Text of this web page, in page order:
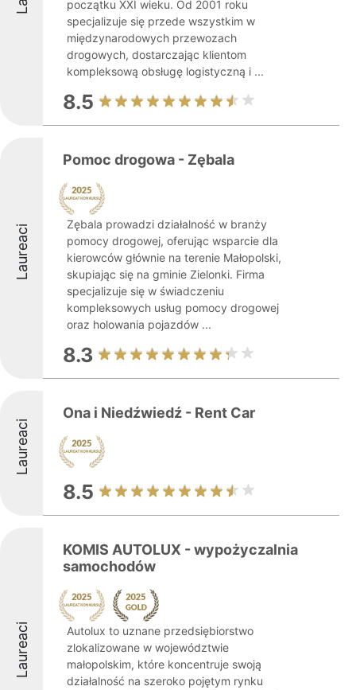
początku XXI wieku. Od 2001 roku
specjalizuje się przede wszystkim w
międzynarodowych przewozach
drogowych, dostarczając klientom
kompleksową obsługę logistyczną i ...
8.5
Laureaci
Pomoc drogowa - Zębala
Zębala prowadzi działalność w branży
pomocy drogowej, oferując wsparcie dla
kierowców głównie na terenie Małopolski,
skupiając się na gminie Zielonki. Firma
specjalizuje się w świadczeniu
kompleksowych usług pomocy drogowej
oraz holowania pojazdów ...
8.3
Laureaci
Ona i Niedźwiedź - Rent Car
8.5
Laureaci
KOMIS AUTOLUX - wypożyczalnia
samochodów
Autolux to uznane przedsiębiorstwo
zlokalizowane w województwie
małopolskim, które koncentruje swoją
działalność na szeroko pojętym rynku